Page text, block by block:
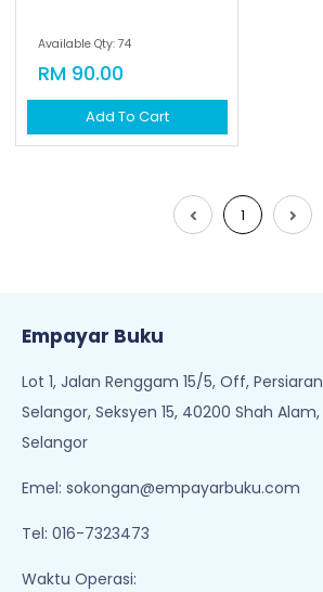
Available Qty: 74
RM 90.00
Add To Cart
1
Empayar Buku
Lot 1, Jalan Renggam 15/5, Off, Persiaran
Selangor, Seksyen 15, 40200 Shah Alam,
Selangor
Emel: sokongan@empayarbuku.com
Tel: 016-7323473
Waktu Operasi: